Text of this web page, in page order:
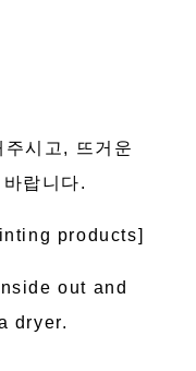
시고, 뜨거운
랍니다.
products]
out and
dryer.